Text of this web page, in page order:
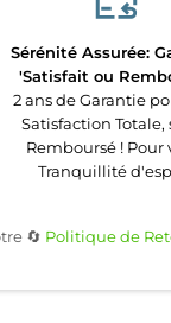
Sérénité Assurée:
'Satisfait ou
2 ans de Garantie
Satisfaction Totale,
Remboursé ! Pour
Tranquillité
🔄 Politique de